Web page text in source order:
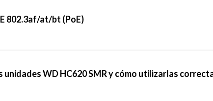
802.3af/at/bt (PoE)
WD HC620 SMR y cómo utilizarlas